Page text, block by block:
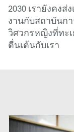
2030 เรายังคงส่
งานกับสถาบันก
วิศวกรหญิงที่ทะ
ตื่นเต้นกับเรา